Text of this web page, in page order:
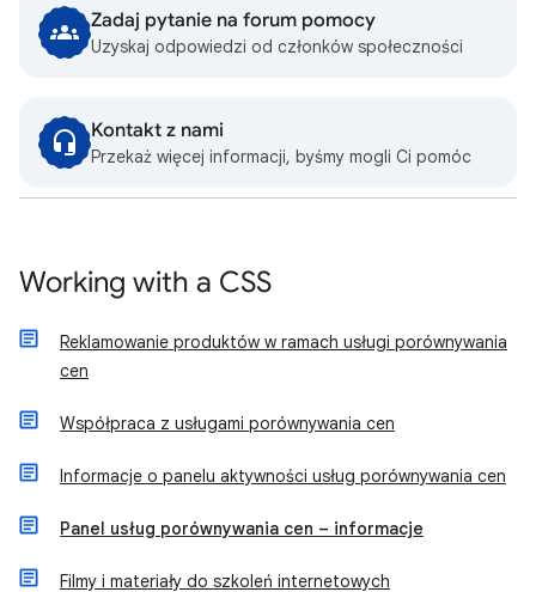
Zadaj pytanie na forum pomocy
Uzyskaj odpowiedzi od członków społeczności
Kontakt z nami
Przekaż więcej informacji, byśmy mogli Ci pomóc
Working with a CSS
Reklamowanie produktów w ramach usługi porównywania
cen
Współpraca z usługami porównywania cen
Informacje o panelu aktywności usług porównywania cen
Panel usług porównywania cen – informacje
Filmy i materiały do szkoleń internetowych